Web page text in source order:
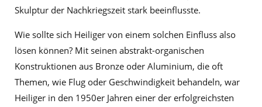
Skulptur der Nachkriegszeit stark beeinflusste.
Wie sollte sich Heiliger von einem solchen Einfluss also
lösen können? Mit seinen abstrakt-organischen
Konstruktionen aus Bronze oder Aluminium, die oft
Themen, wie Flug oder Geschwindigkeit behandeln, war
Heiliger in den 1950er Jahren einer der erfolgreichsten